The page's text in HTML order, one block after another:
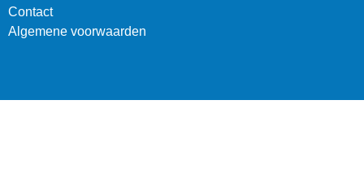
Contact
Algemene voorwaarden